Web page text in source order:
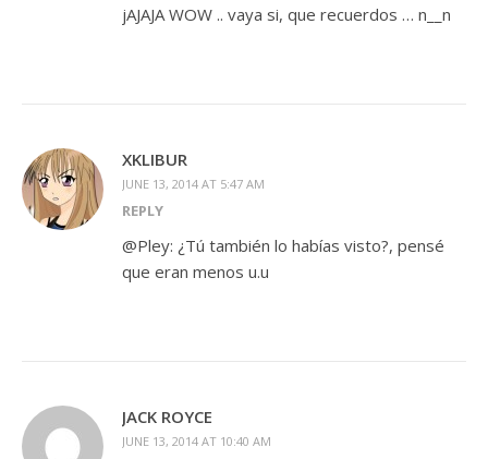
jAJAJA WOW .. vaya si, que recuerdos … n__n
XKLIBUR
JUNE 13, 2014 AT 5:47 AM
REPLY
@Pley: ¿Tú también lo habías visto?, pensé
que eran menos u.u
JACK ROYCE
JUNE 13, 2014 AT 10:40 AM